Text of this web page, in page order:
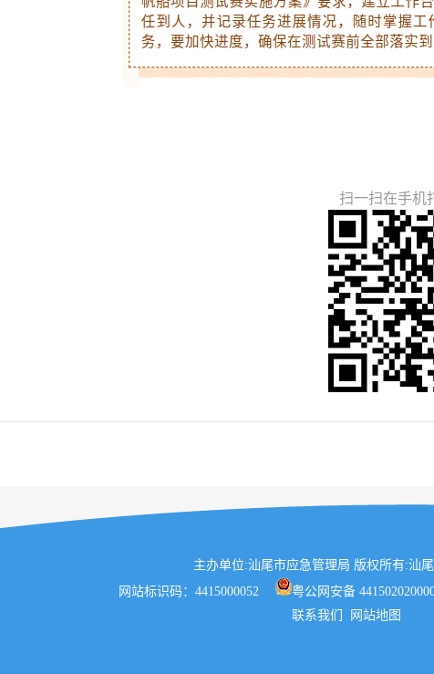
扫一扫在手机
主办单位:汕尾市应急管理局 版权所有:汕
网站标识码：4415000052
粤公网安备
联系我们
网站地图